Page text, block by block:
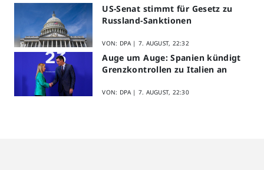
US-Senat stimmt für Gesetz zu
Russland-Sanktionen
VON: DPA | 7. AUGUST, 22:32
Auge um Auge: Spanien kündigt
Grenzkontrollen zu Italien an
VON: DPA | 7. AUGUST, 22:30